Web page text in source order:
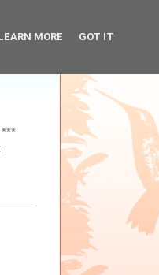
***
MORE GOT IT